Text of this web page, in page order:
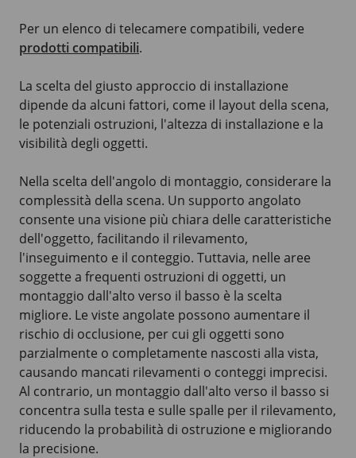
Per un elenco di telecamere compatibili, vedere
prodotti compatibili.
La scelta del giusto approccio di installazione
dipende da alcuni fattori, come il layout della scena,
le potenziali ostruzioni, l'altezza di installazione e la
visibilità degli oggetti.
Nella scelta dell'angolo di montaggio, considerare la
complessità della scena. Un supporto angolato
consente una visione più chiara delle caratteristiche
dell'oggetto, facilitando il rilevamento,
l'inseguimento e il conteggio. Tuttavia, nelle aree
soggette a frequenti ostruzioni di oggetti, un
montaggio dall'alto verso il basso è la scelta
migliore. Le viste angolate possono aumentare il
rischio di occlusione, per cui gli oggetti sono
parzialmente o completamente nascosti alla vista,
causando mancati rilevamenti o conteggi imprecisi.
Al contrario, un montaggio dall'alto verso il basso si
concentra sulla testa e sulle spalle per il rilevamento,
riducendo la probabilità di ostruzione e migliorando
la precisione.